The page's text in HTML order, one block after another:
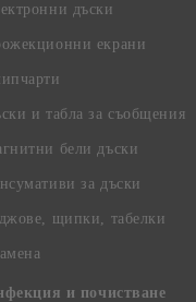
дъски
екрани
и табла за съобщения
бели дъски
за дъски
щипки, табелки
и почистване